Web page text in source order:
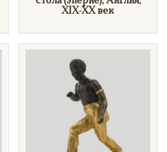
XIX-XX век